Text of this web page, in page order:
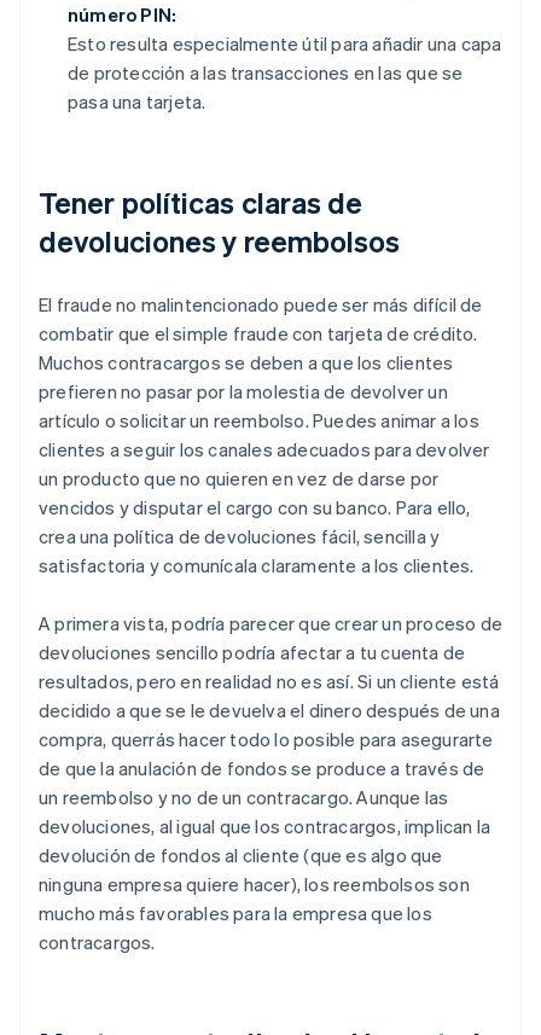
número PIN:
Esto resulta especialmente útil para añadir una capa
de protección a las transacciones en las que se
pasa una tarjeta.
Tener políticas claras de
devoluciones y reembolsos
El fraude no malintencionado puede ser más difícil de
combatir que el simple fraude con tarjeta de crédito.
Muchos contracargos se deben a que los clientes
prefieren no pasar por la molestia de devolver un
artículo o solicitar un reembolso. Puedes animar a los
clientes a seguir los canales adecuados para devolver
un producto que no quieren en vez de darse por
vencidos y disputar el cargo con su banco. Para ello,
crea una política de devoluciones fácil, sencilla y
satisfactoria y comunícala claramente a los clientes.
A primera vista, podría parecer que crear un proceso de
devoluciones sencillo podría afectar a tu cuenta de
resultados, pero en realidad no es así. Si un cliente está
decidido a que se le devuelva el dinero después de una
compra, querrás hacer todo lo posible para asegurarte
de que la anulación de fondos se produce a través de
un reembolso y no de un contracargo. Aunque las
devoluciones, al igual que los contracargos, implican la
devolución de fondos al cliente (que es algo que
ninguna empresa quiere hacer), los reembolsos son
mucho más favorables para la empresa que los
contracargos.